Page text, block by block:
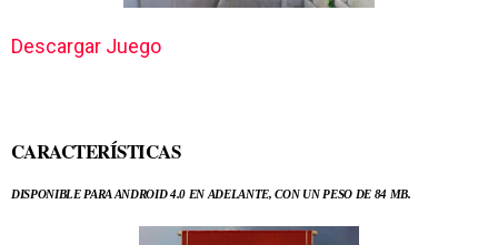
Descargar Juego
CARACTERÍSTICAS
DISPONIBLE PARA ANDROID 4.0 EN ADELANTE, CON UN PESO DE 84 MB.